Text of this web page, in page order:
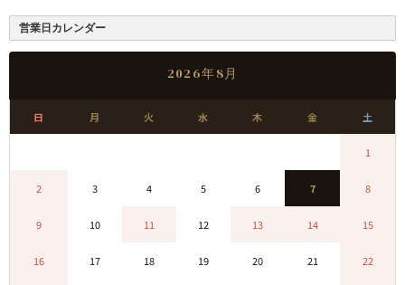
営業日カレンダー
2026年8月
日 月 火 水 木 金 土
1
2 3 4 5 6 7 8
9 10 11 12 13 14 15
16 17 18 19 20 21 22